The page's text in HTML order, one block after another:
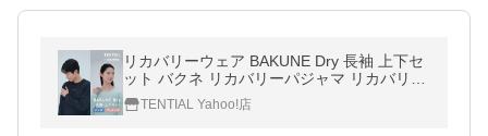
リカバリーウェア BAKUNE Dry 長袖 上下セ
ット バクネ リカバリーパジャマ リカバリー
ウエア 一般医療機器 レディース メンズ テン
シャル 爆買
TENTIAL Yahoo!店